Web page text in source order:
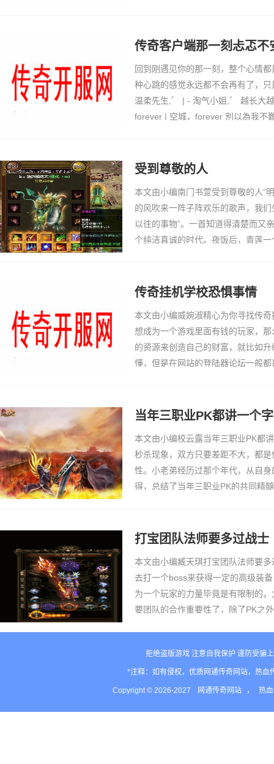
一种被BOSS直接卡位…
传奇客户端那一刻忐忑不
回到刚遇见你的那一刻，整个心情
种心跳的感觉永远都不会再有了，
温柔先生,゛ | - 淘气小姐,゛ 越长大
forever | 空城，forever 別以為我不
受到尊敬的人
本文由小编南门书萱受到尊敬的人“
的风吹来一阵子阵欢乐的歌声，我
以往的事物”。一首知道得清楚而又
个纯洁真诚的时代。夜饭后，青莲
传奇挂机学校恐惧事情
本文由小编威婉淑精心为你寻找传
想成为一个游戏里面有钱的玩家，
的资源来创造自己的财富，就比如
懂，但是在网站的登陆器论坛一般
当年三职业PK都讲一个字
本文由小编校云露当年三职业PK都
秒杀现象，双方只要差距不大，都
性。小老弟经历过那个年代，从自
得，总结了当年三职业PK的共同精
打宝团队法师要多过战士
本文由小编臧天琪打宝团队法师要
去打一个boss来获得一定的高级装
为一个玩家的力量毕竟是有限制的
要团队的合作重要性了，除了PK之
拒绝盗版游戏 注意自我保护 谨防受骗
*注释：如有侵权，优质网通传奇网站，热
Copyright © 2026-2027 网通传奇网站 ， 热